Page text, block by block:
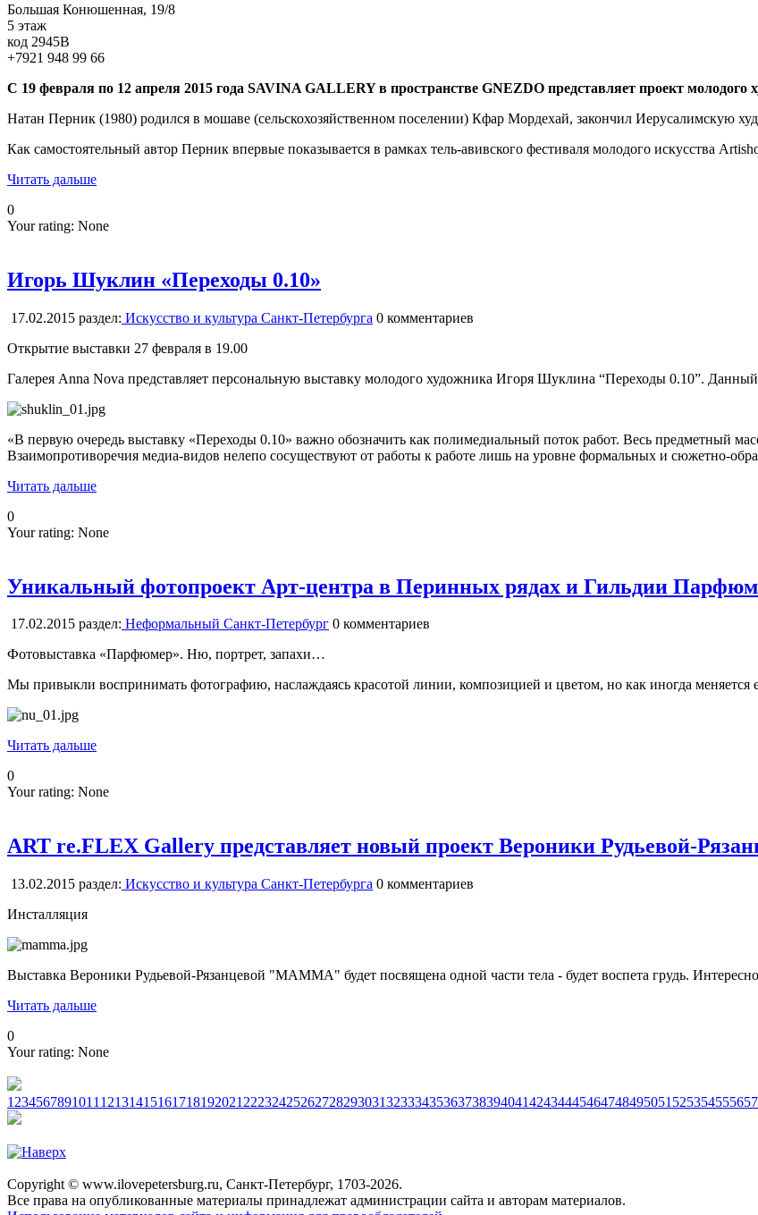
Большая Конюшенная, 19/8
5 этаж
код 2945В
+7921 948 99 66
С 19 февраля по 12 апреля 2015 года SAVINA GALLERY в пространстве GNEZDO представляет проект
Натан Перник (1980) родился в мошаве (сельскохозяйственном поселении) Кфар Мордехай, закончил Иерусалимскую
Как самостоятельный автор Перник впервые показывается в рамках тель-авивского фестиваля молодого искусства
Читать дальше
0
Your rating: None
Игорь Шуклин «Переходы 0.10»
17.02.2015 раздел: Искусство и культура Санкт-Петербурга 0 комментариев
Открытие выставки 27 февраля в 19.00
Галерея Anna Nova представляет персональную выставку молодого художника Игоря Шуклина “Переходы 0.10”.
«В первую очередь выставку «Переходы 0.10» важно обозначить как полимедиальный поток работ. Весь предметный
Взаимопротиворечия медиа-видов нелепо сосуществуют от работы к работе лишь на уровне формальных и сюжетно-
Читать дальше
0
Your rating: None
Уникальный фотопроект Арт-центра в Перинных рядах и Гильдии
17.02.2015 раздел: Неформальный Санкт-Петербург 0 комментариев
Фотовыставка «Парфюмер». Ню, портрет, запахи…
Мы привыкли воспринимать фотографию, наслаждаясь красотой линии, композицией и цветом, но как иногда
Читать дальше
0
Your rating: None
ART re.FLEX Gallery представляет новый проект Вероники Рудьевой-
13.02.2015 раздел: Искусство и культура Санкт-Петербурга 0 комментариев
Инсталляция
Выставка Вероники Рудьевой-Рязанцевой "МАММА" будет посвящена одной части тела - будет воспета грудь.
Читать дальше
0
Your rating: None
1 234567891011 12131415161718192021 222324252627282930313233343536373839404142434445464748495051 525354555657
Copyright © www.ilovepetersburg.ru, Санкт-Петербург, 1703-2026.
Все права на опубликованные материалы принадлежат администрации сайта и авторам материалов.